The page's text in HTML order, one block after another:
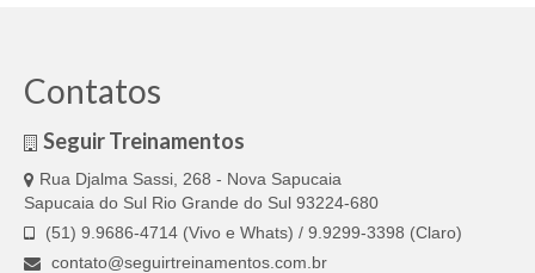
Contatos
Seguir Treinamentos
Rua Djalma Sassi, 268 - Nova Sapucaia
Sapucaia do Sul Rio Grande do Sul 93224-680
(51) 9.9686-4714 (Vivo e Whats) / 9.9299-3398 (Claro)
contato@seguirtreinamentos.com.br